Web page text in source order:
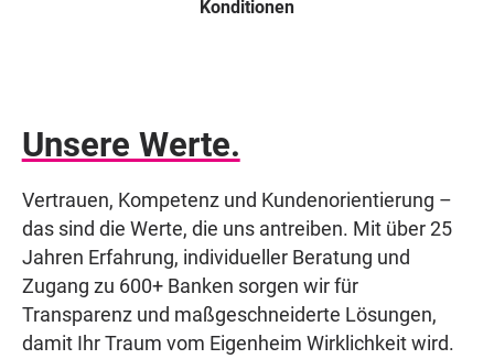
Konditionen
Unsere Werte.
Vertrauen, Kompetenz und Kundenorientierung –
das sind die Werte, die uns antreiben. Mit über 25
Jahren Erfahrung, individueller Beratung und
Zugang zu 600+ Banken sorgen wir für
Transparenz und maßgeschneiderte Lösungen,
damit Ihr Traum vom Eigenheim Wirklichkeit wird.